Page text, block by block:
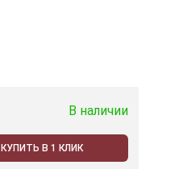
В наличии
КУПИТЬ В 1 КЛИК